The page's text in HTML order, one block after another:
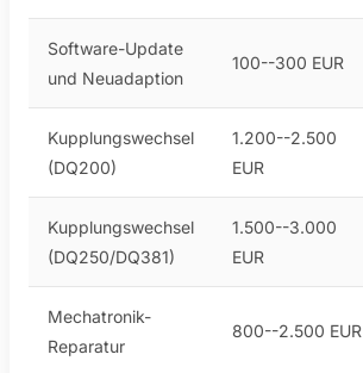
Software-Update
und Neuadaption
100--300 EUR
Kupplungswechsel
(DQ200)
1.200--2.500
EUR
Kupplungswechsel
(DQ250/DQ381)
1.500--3.000
EUR
Mechatronik-
Reparatur
800--2.500 EUR